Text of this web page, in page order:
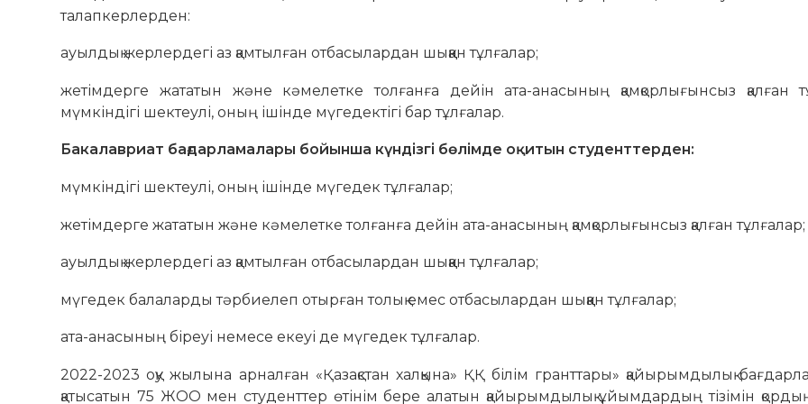
талапкерлерден:
ауылдық жерлердегі аз қамтылған отбасылардан шыққан тұлғалар;
жетімдерге жататын және кәмелетке толғанға дейін ата-анасының қамқорлығынсыз қалған
мүмкіндігі шектеулі, оның ішінде мүгедектігі бар тұлғалар.
Бакалавриат бағдарламалары бойынша күндізгі бөлімде оқитын студенттерден:
мүмкіндігі шектеулі, оның ішінде мүгедек тұлғалар;
жетімдерге жататын және кәмелетке толғанға дейін ата-анасының қамқорлығынсыз қалған тұлғалар;
ауылдық жерлердегі аз қамтылған отбасылардан шыққан тұлғалар;
мүгедек балаларды тәрбиелеп отырған толық емес отбасылардан шыққан тұлғалар;
ата-анасының біреуі немесе екеуі де мүгедек тұлғалар.
2022-2023 оқу жылына арналған «Қазақстан халқына» ҚҚ білім гранттары» қайырымдылық
қатысатын 75 ЖОО мен студенттер өтінім бере алатын қайырымдылық ұйымдардың тізімін